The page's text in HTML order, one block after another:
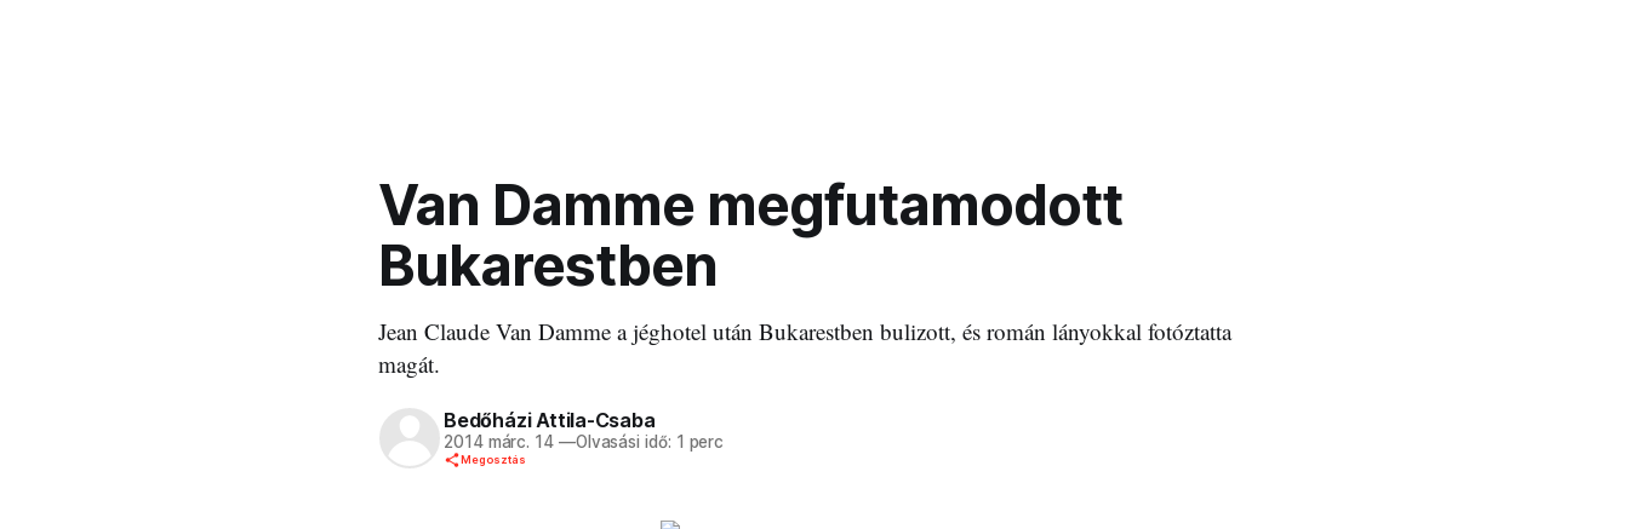
Van Damme megfutamodott
Bukarestben
Jean Claude Van Damme a jéghotel után Bukarestben bulizott, és román lányokkal fotóztatta
magát.
Bedőházi Attila-Csaba
2014 márc. 14 —Olvasási idő: 1 perc
Megosztás